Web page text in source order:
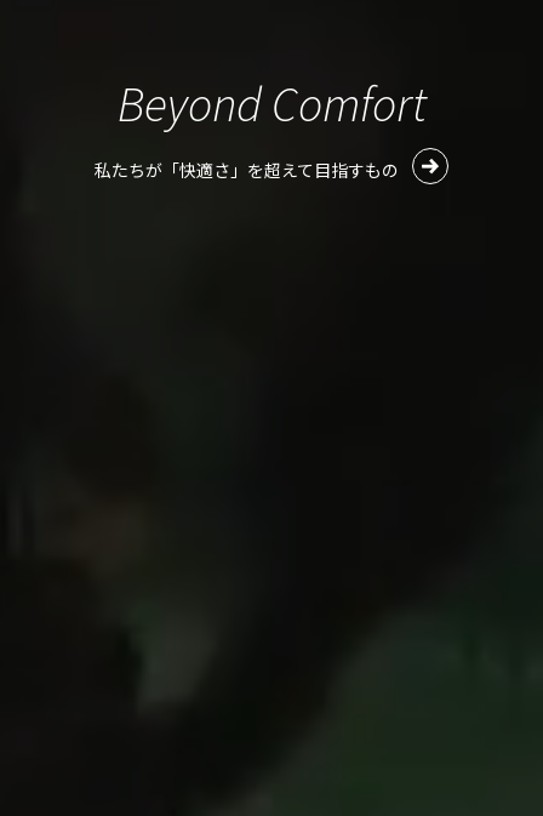
Beyond Comfort
私たちが「快適さ」を超えて目指すもの